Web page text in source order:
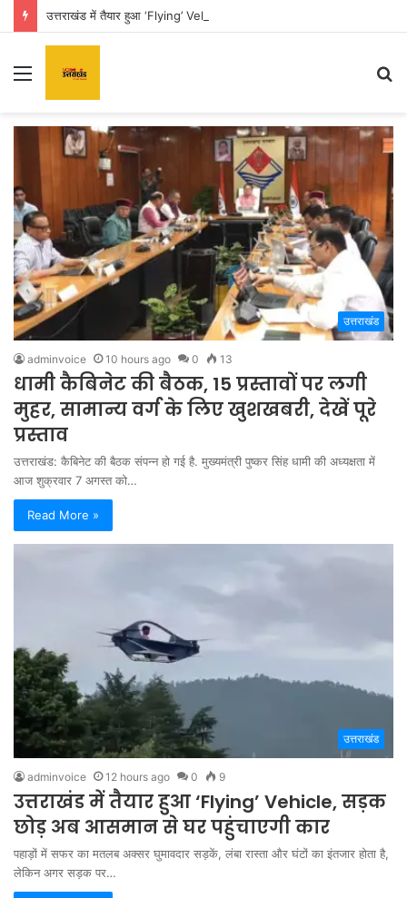
Menu
उत्तराखंड
adminvoice 10 hours ago 0 13
धामी कैबिनेट की बैठक, 15 प्रस्तावों पर लगी
मुहर, सामान्य वर्ग के लिए खुशखबरी, देखें पूरे
प्रस्ताव
उत्तराखंड: कैबिनेट की बैठक संपन्न हो गई है. मुख्यमंत्री पुष्कर सिंह धामी की अध्यक्षता में
आज शुक्रवार 7 अगस्त को…
Read More »
उत्तराखंड
adminvoice 12 hours ago 0 9
उत्तराखंड में तैयार हुआ ‘Flying’ Vehicle, सड़क
छोड़ अब आसमान से घर पहुंचाएगी कार
पहाड़ों में सफर का मतलब अक्सर घुमावदार सड़कें, लंबा रास्ता और घंटों का इंतजार होता है,
लेकिन अगर सड़क पर…